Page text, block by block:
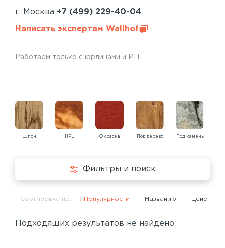
г. Москва +7 (499) 229-40-04
Написать экспертам Wallhof
Работаем только с юрлицами и ИП.
Шпон HPL Окраска Под дерево Под камень
Фильтры и поиск
Сортировка по: Популярности Названию Цене
Подходящих результатов не найдено.